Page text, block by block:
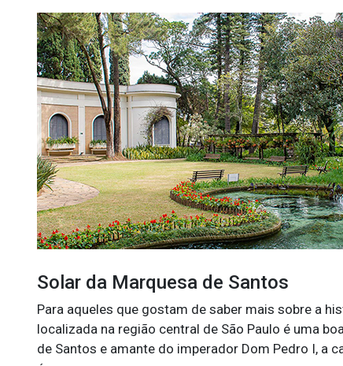
Solar da Marquesa de Santos
Para aqueles que gostam de saber mais sobre a
localizada na região central de São Paulo é uma
de Santos e amante do imperador Dom Pedro I, a